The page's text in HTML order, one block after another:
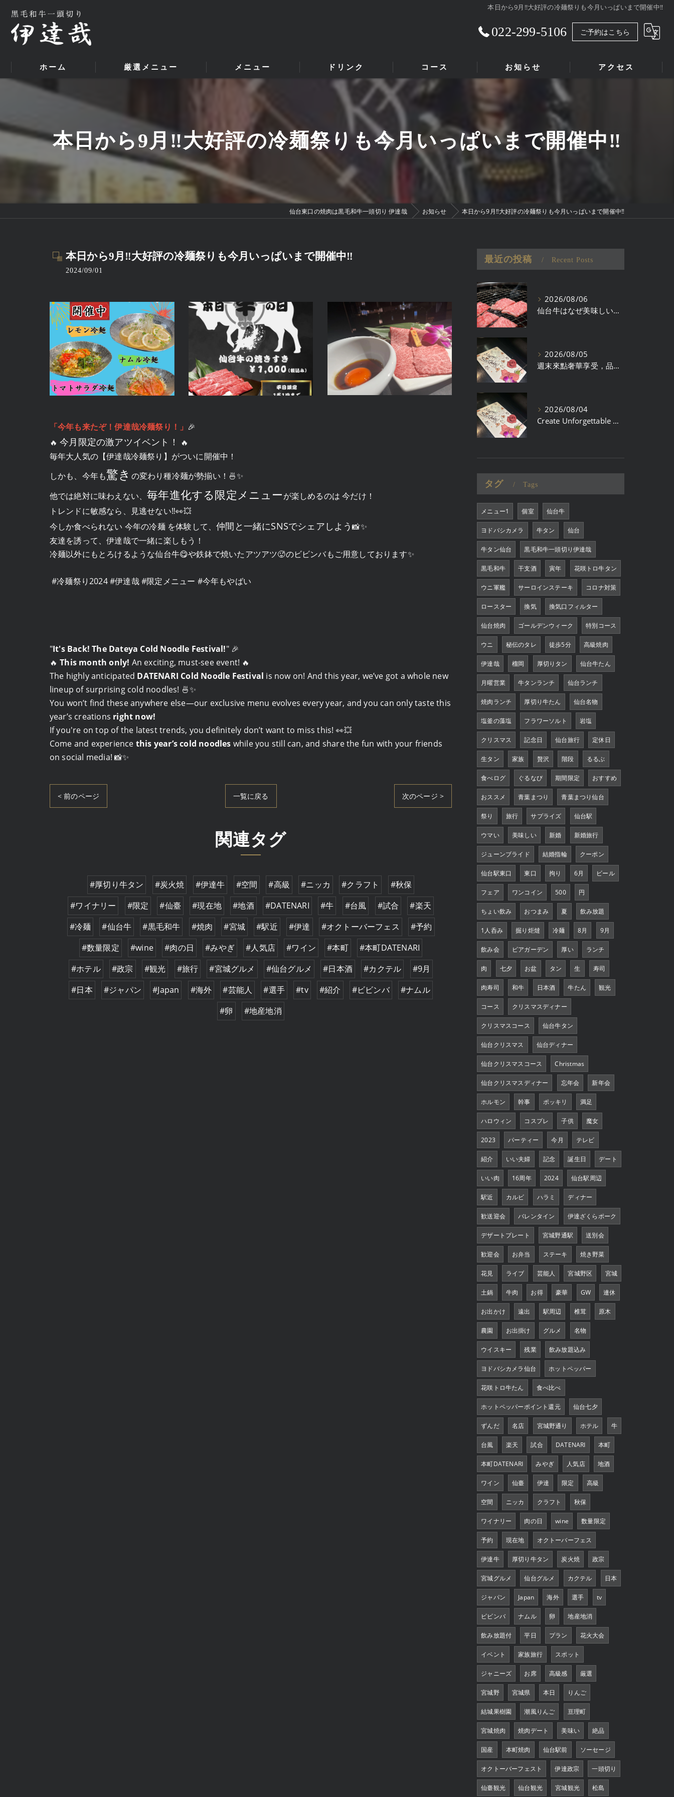
本日から9月‼大好評の冷麺祭りも今月いっぱいまで開催中‼
022-299-5106 ご予約はこちら
ホーム 厳選メニュー メニュー ドリンク コース お知らせ アクセス
本日から9月‼大好評の冷麺祭りも今月いっぱいまで開催中‼
仙台東口の焼肉は黒毛和牛一頭切り 伊達哉 お知らせ 本日から9月‼大好評の冷麺祭りも今月いっぱいまで開催中‼
本日から9月‼大好評の冷麺祭りも今月いっぱいまで開催中‼
2024/09/01
「今年も来たぞ！伊達哉冷麺祭り！」 🎉
🔥今月限定の激アツイベント！
🔥
毎年大人気の【伊達哉冷麺祭り】がついに開催中！
しかも、今年も驚き の変わり種冷麺が勢揃い！🍜✨
他では絶対に味わえない、毎年進化する限定メニューが楽しめるのは 今だけ！
トレンドに敏感なら、見逃せない‼👀💥
今しか食べられない 今年の冷麺 を体験して、仲間と一緒にSNSでシェアしよう📸✨
友達を誘って、伊達哉で一緒に楽しもう！
冷麺以外にもとろけるような仙台牛😋や鉄鉢で焼いたアツアツ🥵のビビンバもご用意しております✨
#冷麺祭り2024 #伊達哉 #限定メニュー #今年もやばい
"It's Back! The Dateya Cold Noodle Festival!" 🎉
🔥This month only! An exciting, must-see event! 🔥
The highly anticipated DATENARI Cold Noodle Festival is now on! And this year, we’ve got a whole new
lineup of surprising cold noodles! 🍜✨
You won’t find these anywhere else—our exclusive menu evolves every year, and you can only taste this
year’s creations right now!
If you're on top of the latest trends, you definitely don’t want to miss this! 👀💥
Come and experience this year’s cold noodles while you still can, and share the fun with your friends
on social media! 📸✨
< 前のページ 一覧に戻る 次のページ >
関連タグ
#厚切り牛タン #炭火焼 #伊達牛 #空間 #高級 #ニッカ #クラフト
#秋保
#ワイナリー
#限定 #仙臺 #現在地 #地酒 #DATENARI #牛 #台風 #試合
#楽天
#冷麺
#仙台牛 #黒毛和牛 #焼肉 #宮城 #駅近 #伊達 #オクトーバーフェス
#予約
#数量限定
#wine #肉の日 #みやぎ #人気店 #ワイン #本町
#本町DATENARI
#ホテル
#政宗 #観光 #旅行 #宮城グルメ #仙台グルメ #日本酒 #カクテル
#9月
#日本
#ジャパン #Japan #海外 #芸能人 #選手 #tv #紹介 #ビビンバ
#ナムル
#卵
#地産地消
最近の投稿 Recent Posts
2026/08/06
仙台牛はなぜ美味しい？ブランド牛として選ばれる理由
2026/08/05
週末來點奢華享受，品味仙台牛的精緻午餐時光
2026/08/04
Create Unforgettable Memories with Your Loved One Over Premium Sendai Beef
タグ Tags
メニュー1 個室 仙台牛
ヨドバシカメラ 牛タン 仙台
牛タン仙台 黒毛和牛一頭切り伊達哉
黒毛和牛 干支酒 寅年 花咲トロ牛タン
ウニ軍艦 サーロインステーキ コロナ対策
ロースター 換気 換気口フィルター
仙台焼肉 ゴールデンウィーク 特別コース
ウニ 秘伝のタレ 徒歩5分 高級焼肉
伊達哉 榴岡 厚切りタン 仙台牛たん
月曜営業 牛タンランチ 仙台ランチ
焼肉ランチ 厚切り牛たん 仙台名物
塩釜の藻塩 フラワーソルト 岩塩
クリスマス 記念日 仙台旅行 定休日
生タン 家族 贅沢 階段 るるぶ
食べログ ぐるなび 期間限定 おすすめ
おススメ 青葉まつり 青葉まつり仙台
祭り 旅行 サプライズ 仙台駅
ウマい 美味しい 新婚 新婚旅行
ジューンブライド 結婚指輪 クーポン
仙台駅東口 東口 拘り 6月 ビール
フェア ワンコイン 500 円
ちょい飲み おつまみ 夏 飲み放題
1人呑み 掘り炬燵 冷麺 8月 9月
飲み会 ビアガーデン 厚い ランチ
肉 七夕 お盆 タン 生 寿司
肉寿司 和牛 日本酒 牛たん 観光
コース クリスマスディナー
クリスマスコース 仙台牛タン
仙台クリスマス 仙台ディナー
仙台クリスマスコース Christmas
仙台クリスマスディナー 忘年会 新年会
ホルモン 幹事 ポッキリ 満足
ハロウィン コスプレ 子供 魔女
2023 パーティー 今月 テレビ
紹介 いい夫婦 記念 誕生日 デート
いい肉 16周年 2024 仙台駅周辺
駅近 カルビ ハラミ ディナー
歓送迎会 バレンタイン 伊達ざくらポーク
デザートプレート 宮城野通駅 送別会
歓迎会 お弁当 ステーキ 焼き野菜
花見 ライブ 芸能人 宮城野区 宮城
土鍋 牛肉 お得 豪華 GW 連休
お出かけ 遠出 駅周辺 椎茸 原木
農園 お出掛け グルメ 名物
ウイスキー 残業 飲み放題込み
ヨドバシカメラ仙台 ホットペッパー
花咲トロ牛たん 食べ比べ
ホットペッパーポイント還元 仙台七夕
ずんだ 名店 宮城野通り ホテル 牛
台風 楽天 試合 DATENARI 本町
本町DATENARI みやぎ 人気店 地酒
ワイン 仙臺 伊達 限定 高級
空間 ニッカ クラフト 秋保
ワイナリー 肉の日 wine 数量限定
予約 現在地 オクトーバーフェス
伊達牛 厚切り牛タン 炭火焼 政宗
宮城グルメ 仙台グルメ カクテル 日本
ジャパン Japan 海外 選手 tv
ビビンバ ナムル 卵 地産地消
飲み放題付 平日 プラン 花火大会
イベント 家族旅行 スポット
ジャニーズ お席 高級感 厳選
宮城野 宮城県 本日 りんご
結城果樹園 潮風りんご 亘理町
宮城焼肉 焼肉デート 美味い 絶品
国産 本町焼肉 仙台駅前 ソーセージ
オクトーバーフェスト 伊達政宗 一頭切り
仙臺観光 仙台観光 宮城観光 松島